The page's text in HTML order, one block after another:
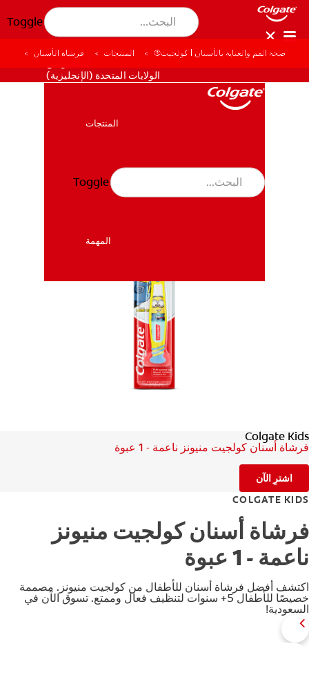
Toggle
المهمة
الولايات المتحدة (الإنجليزية)
المنتجات
صحة الفم والأسنان
المهمة
Toggle
صحة الفم والعناية بالأسنان | كولجيت® المنتجات فرشاة الأسنان
Colgate Kids
فرشاة أسنان كولجيت منيونز ناعمة - 1 عبوة
اشترِ الآن
COLGATE KIDS
فرشاة أسنان كولجيت منيونز
ناعمة - 1 عبوة
اكتشف أفضل فرشاة أسنان للأطفال من كولجيت منيونز. مصممة
خصيصًا للأطفال 5+ سنوات لتنظيف فعال وممتع. تسوق الآن في
السعودية!